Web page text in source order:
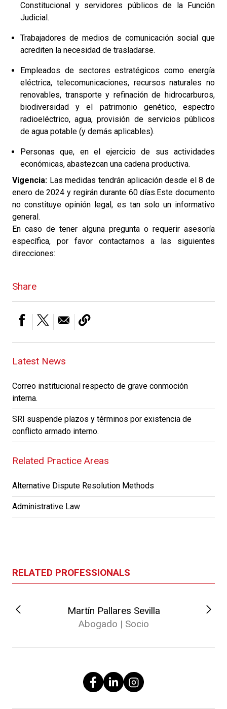
Constitucional y servidores públicos de la Función
Judicial.
Trabajadores de medios de comunicación social que
acrediten la necesidad de trasladarse.
Empleados de sectores estratégicos como energía
eléctrica, telecomunicaciones, recursos naturales no
renovables, transporte y refinación de hidrocarburos,
biodiversidad y el patrimonio genético, espectro
radioeléctrico, agua, provisión de servicios públicos
de agua potable (y demás aplicables).
Personas que, en el ejercicio de sus actividades
económicas, abastezcan una cadena productiva.
Vigencia: Las medidas tendrán aplicación desde el 8 de
enero de 2024 y regirán durante 60 días.Este documento
no constituye opinión legal, es tan solo un informativo
general.
En caso de tener alguna pregunta o requerir asesoría
específica, por favor contactarnos a las siguientes
direcciones:
Share
Latest News
Correo institucional respecto de grave conmoción
interna.
SRI suspende plazos y términos por existencia de
conflicto armado interno.
Related Practice Areas
Alternative Dispute Resolution Methods
Administrative Law
RELATED PROFESSIONALS
Martín Pallares Sevilla
Abogado | Socio